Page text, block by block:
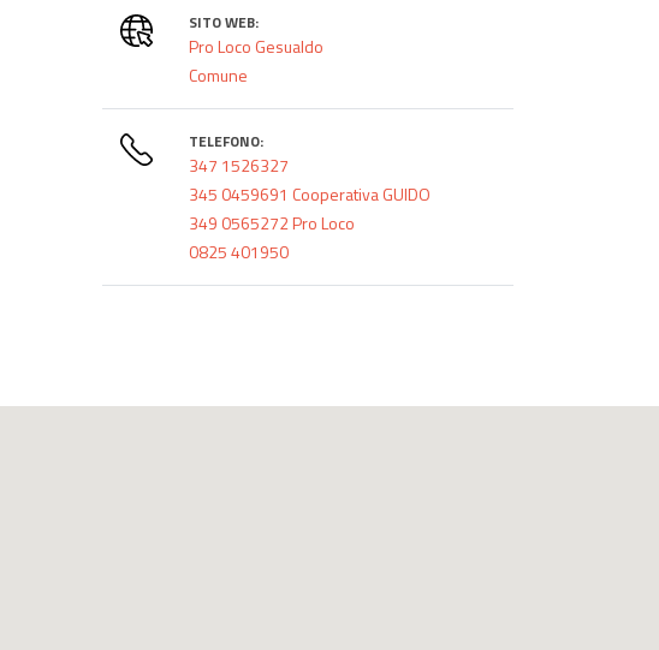
SITO WEB:
Pro Loco Gesualdo
Comune
TELEFONO:
347 1526327
345 0459691 Cooperativa GUIDO
349 0565272 Pro Loco
0825 401950